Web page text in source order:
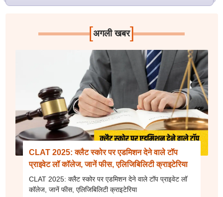
[अगली खबर]
CLAT 2025: क्लैट स्कोर पर एडमिशन देने वाले टॉप
प्राइवेट लॉ कॉलेज, जानें फीस, एलिजिबिलिटी क्राइटेरिया
CLAT 2025: क्लैट स्कोर पर एडमिशन देने वाले टॉप प्राइवेट लॉ
कॉलेज, जानें फीस, एलिजिबिलिटी क्राइटेरिया